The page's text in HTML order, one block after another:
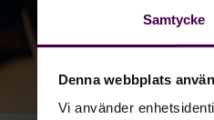
Samtycke
Denna webbplats
Vi använder